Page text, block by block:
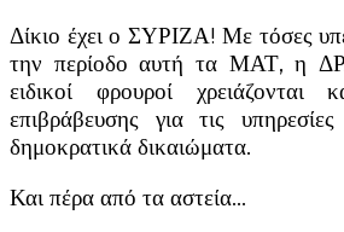
Δίκιο έχει ο ΣΥΡΙΖΑ! Με τόσες
την περίοδο αυτή τα ΜΑΤ, η
ειδικοί φρουροί χρειάζονται
επιβράβευσης για τις
δημοκρατικά δικαιώματα.
Και πέρα από τα αστεία…